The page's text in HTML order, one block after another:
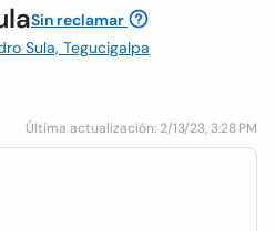
Sin reclamar
Sula, Tegucigalpa
Última actualización: 2/13/23, 3:28 PM